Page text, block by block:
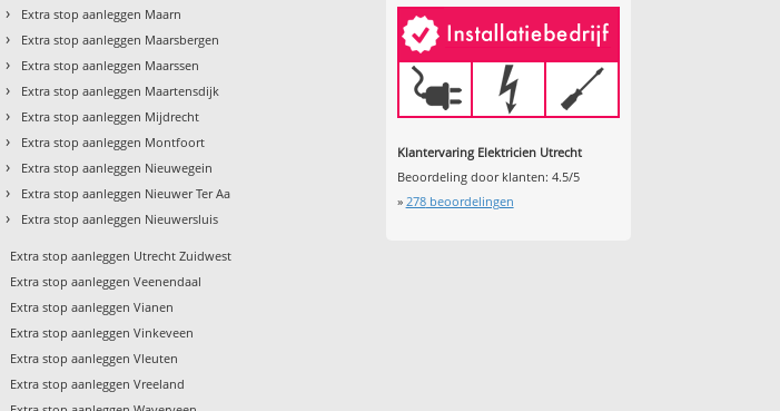
› Extra stop aanleggen Maarn
› Extra stop aanleggen Maarsbergen
› Extra stop aanleggen Maarssen
› Extra stop aanleggen Maartensdijk
› Extra stop aanleggen Mijdrecht
› Extra stop aanleggen Montfoort
› Extra stop aanleggen Nieuwegein
› Extra stop aanleggen Nieuwer Ter Aa
› Extra stop aanleggen Nieuwersluis
Extra stop aanleggen Utrecht Zuidwest
Extra stop aanleggen Veenendaal
Extra stop aanleggen Vianen
Extra stop aanleggen Vinkeveen
Extra stop aanleggen Vleuten
Extra stop aanleggen Vreeland
Klantervaring Elektricien Utrecht
Beoordeling door klanten: 4.5/5
» 278beoordelingen